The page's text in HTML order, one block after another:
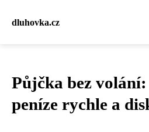
dluhovka.cz
Půjčka bez
peníze rychle a